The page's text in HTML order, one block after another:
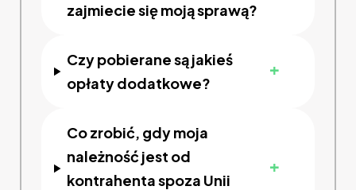
zajmiecie się moją sprawą?
Czy pobierane są jakieś
opłaty dodatkowe?
+
Co zrobić, gdy moja
należność jest od
kontrahenta spoza Unii
+